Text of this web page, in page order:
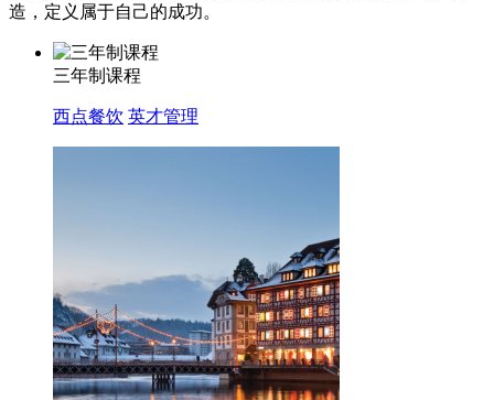
造，定义属于自己的成功。
三年制课程
西点餐饮 英才管理